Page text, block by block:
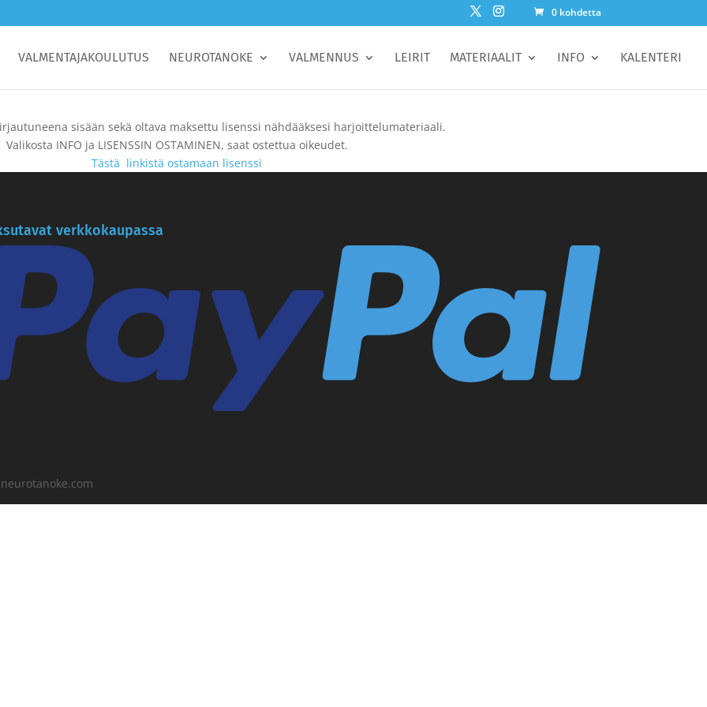
0 kohdetta
VALMENTAJAKOULUTUS NEUROTANOKE VALMENNUS LEIRIT MATERIAALIT INFO KALENTERI
sisään sekä oltava maksettu lisenssi nähdääksesi harjoittelumateriaali.
Valikosta INFO ja LISENSSIN OSTAMINEN, saat ostettua oikeudet.
Tästä linkistä ostamaan lisenssi
verkkokaupassa